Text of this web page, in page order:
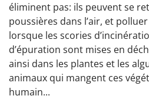
éliminent pas: ils peuvent se
poussières dans l’air, et
lorsque les scories
d’épuration sont mises en
ainsi dans les plantes et les
animaux qui mangent ces
humain...